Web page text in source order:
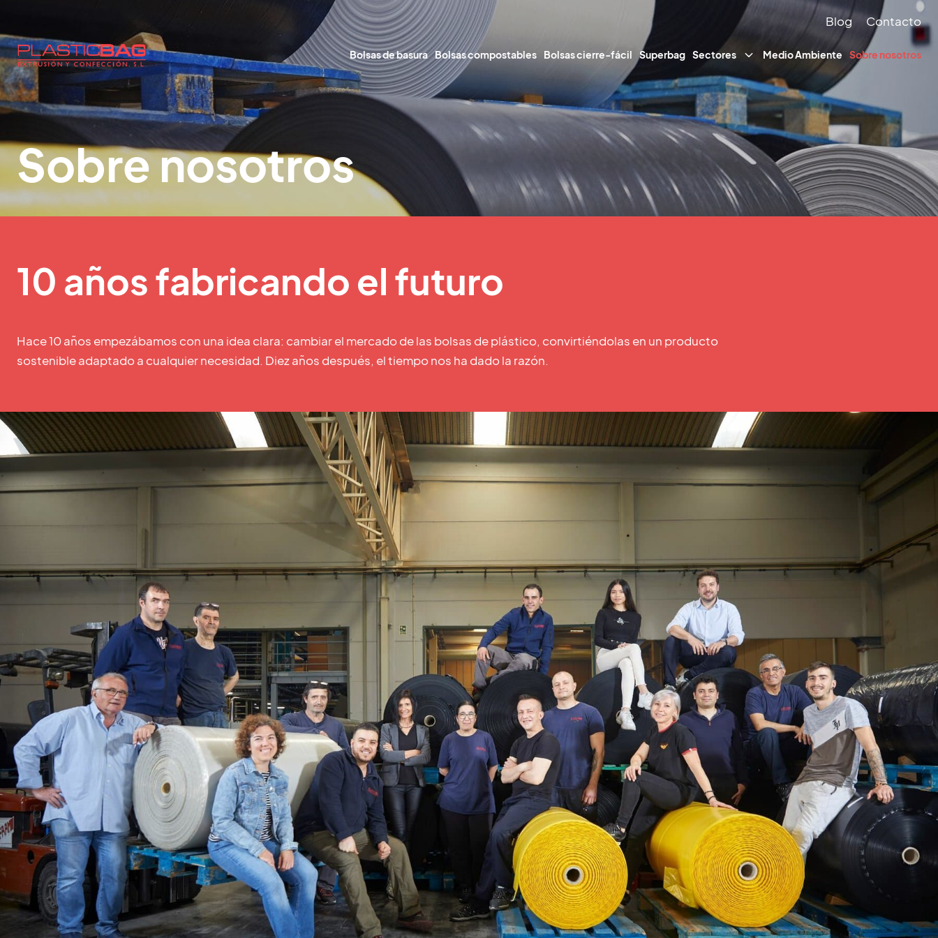
Blog Contacto
Bolsas de basura Bolsas compostables Bolsas cierre-fácil Superbag Sectores Medio Ambiente Sobre nosotros
Sobre nosotros
10 años fabricando el futuro
Hace 10 años empezábamos con una idea clara: cambiar el mercado de las bolsas de plástico, convirtiéndolas en un producto
sostenible adaptado a cualquier necesidad. Diez años después, el tiempo nos ha dado la razón.